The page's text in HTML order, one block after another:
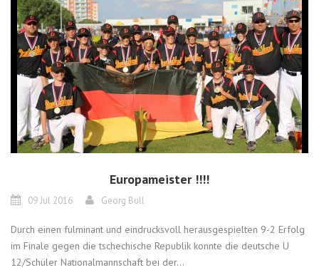
Europameister !!!!
09 Jul 2016 Georg Bull
Durch einen fulminant und eindrucksvoll herausgespielten 9-2 Erfolg
im Finale gegen die tschechische Republik konnte die deutsche U
12/Schüler Nationalmannschaft bei der...